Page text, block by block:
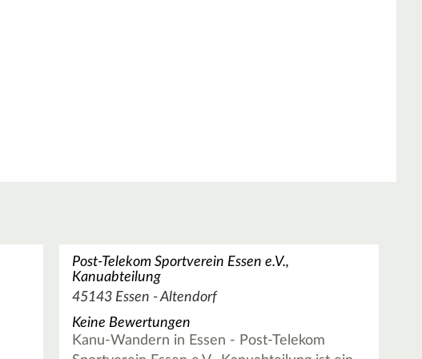
Post-Telekom Sportverein Essen e.V.,
Kanuabteilung
45143 Essen - Altendorf
Keine Bewertungen
Kanu-Wandern in Essen - Post-Telekom